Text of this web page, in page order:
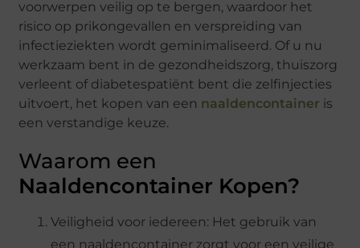
voorwerpen veilig op te bergen, waardoor het
risico op prikongevallen en verspreiding van
infectieziekten wordt geminimaliseerd. Of u nu
werkzaam bent in de gezondheidszorg, thuiszorg
verleent of diabetespatiënt bent die zelfinjecties
uitvoert, het kopen van een naaldencontainer is
een verstandige keuze.
Waarom een
Naaldencontainer Kopen?
Veiligheid voor iedereen: Het gebruik van
een naaldencontainer zorgt voor een veilige